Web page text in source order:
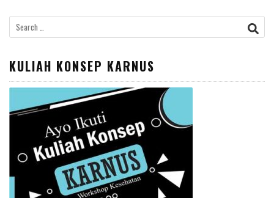
Search
for:
KULIAH KONSEP KARNUS